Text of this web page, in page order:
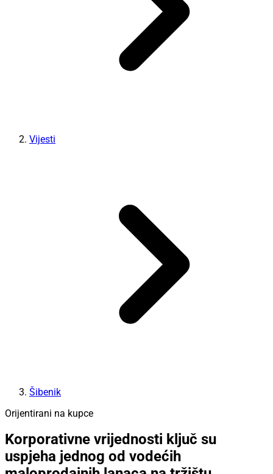
Vijesti
Šibenik
Orijentirani na kupce
Korporativne vrijednosti ključ su
uspjeha jednog od vodećih